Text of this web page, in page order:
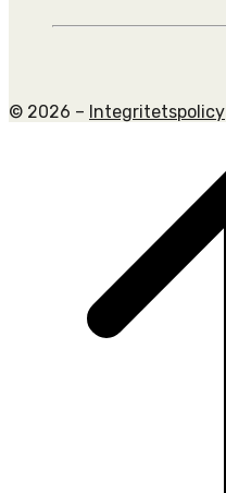
© 2026 – Integritetspolicy